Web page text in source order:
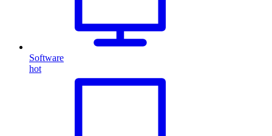
Software
hot